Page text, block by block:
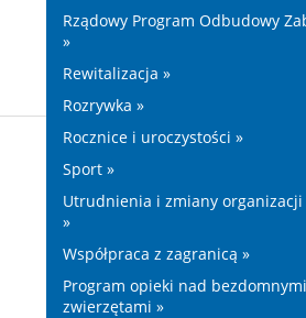
Rządowy Program Odbudowy
»
Rewitalizacja »
Rozrywka »
Rocznice i uroczystości »
Sport »
Utrudnienia i zmiany
»
Współpraca z zagranicą »
Program opieki nad bezdomnymi
zwierzętami »